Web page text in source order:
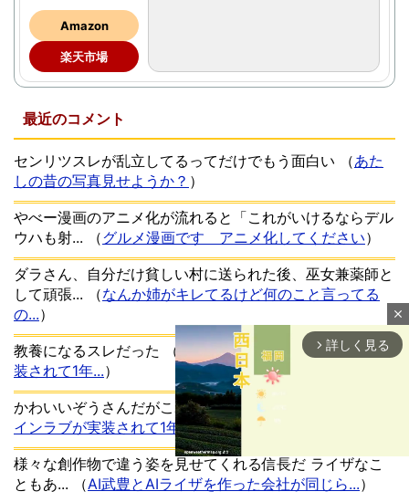
Amazon
楽天市場
最近のコメント
センリツスレが乱立してるってだけでもう面白い （あた
しの昔の写真見せようか？ ）
やべー漫画のアニメ化が流れると「これがいけるならデル
ウハも射...
（グルメ漫画です アニメ化してください）
ダラさん、自分だけ貧しい村に送られた後、巫女兼薬師と
して頑張...
（なんか姉がキレてるけど何のこと言ってる
の...）
教養になるスレだった
（まもなくスティルインラブが実
装されて1年...）
かわいいぞうさんだがこれは一体…？
インラブが実装されて1年...）
様々な創作物で違う姿を見せてくれる信長だ ライザなこ
ともあ...
（AI武豊とAIライザを作った会社が同じら...）
close
arrow_forward_ios 詳しく見る